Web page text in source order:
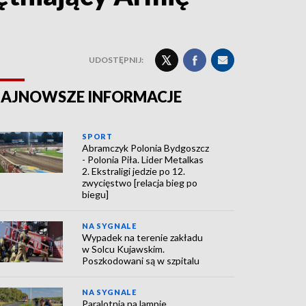
UDOSTĘPNIJ:
INFORMACJE
SPORT
Abramczyk Polonia Bydgoszcz
- Polonia Piła. Lider Metalkas
2. Ekstraligi jedzie po 12.
zwycięstwo [relacja bieg po
biegu]
NA SYGNALE
Wypadek na terenie zakładu
w Solcu Kujawskim.
Poszkodowani są w szpitalu
NA SYGNALE
Paralotnia na lampie.